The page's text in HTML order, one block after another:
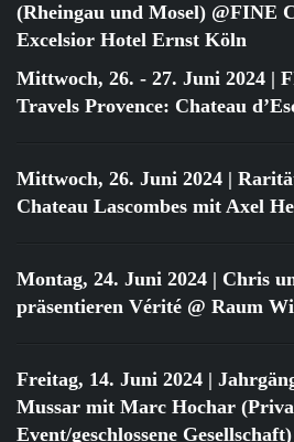
(Rheingau und Mosel) @FINE
Excelsior Hotel Ernst Köln
Mittwoch, 26. - 27. Juni 2024 |
Travels Provence: Chateau
Mittwoch, 26. Juni 2024 |
Chateau Lascombes mit Axel
Montag, 24. Juni 2024 | Chris
präsentieren Vérité @ Raum
Freitag, 14. Juni 2024 |
Mussar mit Marc Hochar
Event/geschlossene Gesellschaft)